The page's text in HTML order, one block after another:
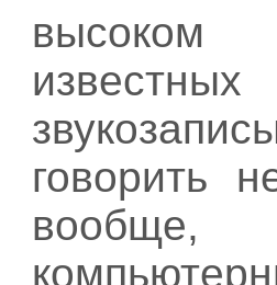
известных
говорить
вообще,